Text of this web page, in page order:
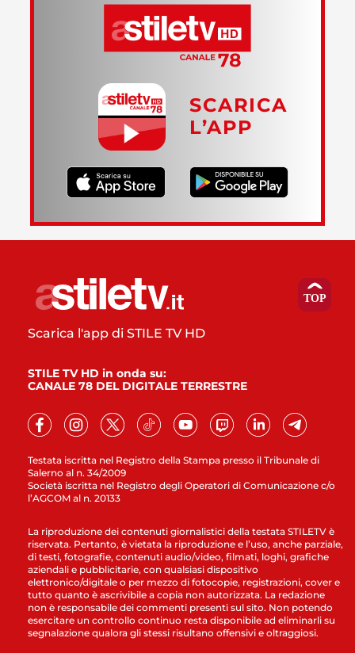
SCARICA
L’APP
Testata iscritta nel Registro della Stampa presso il Tribunale di
Salerno al n. 34/2009
Società iscritta nel Registro degli Operatori di Comunicazione c/o
l’AGCOM al n. 20133
Scarica l'app di STILE TV HD
STILE TV HD in onda su:
CANALE 78 DEL DIGITALE TERRESTRE
La riproduzione dei contenuti giornalistici della testata STILETV è
riservata. Pertanto, è vietata la riproduzione e l’uso, anche parziale,
di testi, fotografie, contenuti audio/video, filmati, loghi, grafiche
aziendali e pubblicitarie, con qualsiasi dispositivo
elettronico/digitale o per mezzo di fotocopie, registrazioni, cover e
tutto quanto è ascrivibile a copia non autorizzata. La redazione
non è responsabile dei commenti presenti sul sito. Non potendo
esercitare un controllo continuo resta disponibile ad eliminarli su
segnalazione qualora gli stessi risultano offensivi e oltraggiosi.